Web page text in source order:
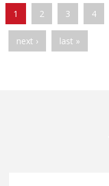
Pages
1 2 3 4
next › last »